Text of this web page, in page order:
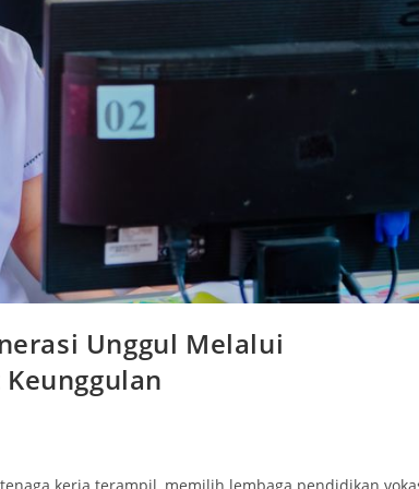
Unggul Melalui
kerja terampil, memilih lembaga pendidikan